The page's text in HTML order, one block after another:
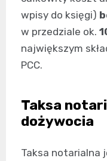
wpisy do księgi)
w przedziale ok.
największym
PCC.
Taksa
dożywocia
Taksa notarialna